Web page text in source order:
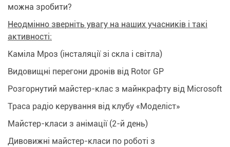
можна зробити?
Неодмінно зверніть увагу на наших учасників і такі
активності:
Каміла Мроз (інсталяції зі скла і світла)
Видовищні перегони дронів від Rotor GP
Розгорнутий майстер-клас з майнкрафту від Microsoft
Траса радіо керування від клубу «Моделіст»
Майстер-класи з анімації (2-й день)
Дивовижні майстер-класи по роботі з